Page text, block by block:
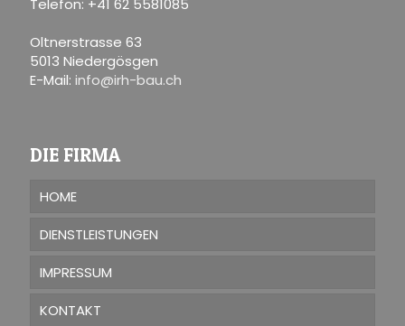
Telefon: +41 62 5581085
Oltnerstrasse 63
5013 Niedergösgen
E-Mail: info@irh-bau.ch
DIE FIRMA
HOME
DIENSTLEISTUNGEN
IMPRESSUM
KONTAKT